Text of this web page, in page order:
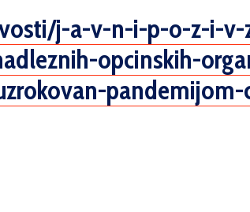
j-a-v-n-i-p-o-z-i-v-
opcinskih-
pandemijom-